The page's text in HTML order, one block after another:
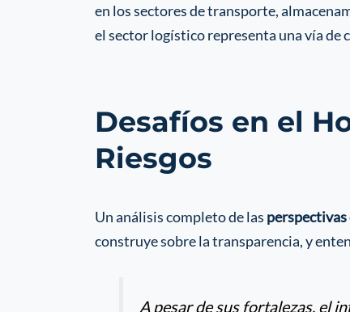
en los sectores de transporte,
el sector logístico representa una vía
Desafíos en el
Riesgos
Un análisis completo de las perspectivas
construye sobre la transparencia, y
A pesar de sus fortalezas, el